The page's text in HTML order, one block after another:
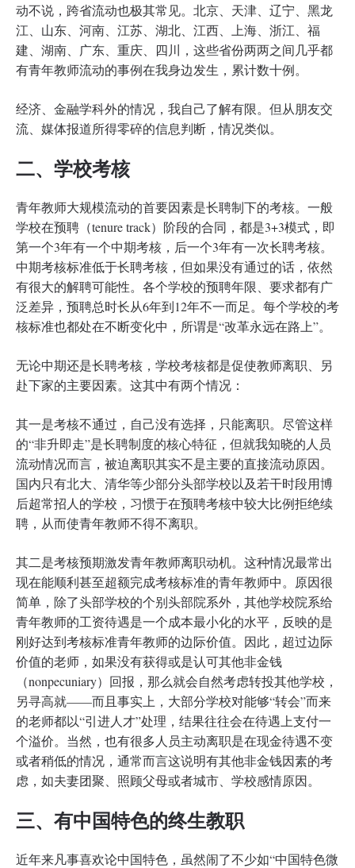
动不说，跨省流动也极其常见。北京、天津、辽宁、黑龙
江、山东、河南、江苏、湖北、江西、上海、浙江、福
建、湖南、广东、重庆、四川，这些省份两两之间几乎都
有青年教师流动的事例在我身边发生，累计数十例。
经济、金融学科外的情况，我自己了解有限。但从朋友交
流、媒体报道所得零碎的信息判断，情况类似。
二、学校考核
青年教师大规模流动的首要因素是长聘制下的考核。一般
学校在预聘（tenure track）阶段的合同，都是3+3模式，即
第一个3年有一个中期考核，后一个3年有一次长聘考核。
中期考核标准低于长聘考核，但如果没有通过的话，依然
有很大的解聘可能性。各个学校的预聘年限、要求都有广
泛差异，预聘总时长从6年到12年不一而足。每个学校的考
核标准也都处在不断变化中，所谓是“改革永远在路上”。
无论中期还是长聘考核，学校考核都是促使教师离职、另
赴下家的主要因素。这其中有两个情况：
其一是考核不通过，自己没有选择，只能离职。尽管这样
的“非升即走”是长聘制度的核心特征，但就我知晓的人员
流动情况而言，被迫离职其实不是主要的直接流动原因。
国内只有北大、清华等少部分头部学校以及若干时段用博
后超常招人的学校，习惯于在预聘考核中较大比例拒绝续
聘，从而使青年教师不得不离职。
其二是考核预期激发青年教师离职动机。这种情况最常出
现在能顺利甚至超额完成考核标准的青年教师中。原因很
简单，除了头部学校的个别头部院系外，其他学校院系给
青年教师的工资待遇是一个成本最小化的水平，反映的是
刚好达到考核标准青年教师的边际价值。因此，超过边际
价值的老师，如果没有获得或是认可其他非金钱
（nonpecuniary）回报，那么就会自然考虑转投其他学校，
另寻高就——而且事实上，大部分学校对能够“转会”而来
的老师都以“引进人才”处理，结果往往会在待遇上支付一
个溢价。当然，也有很多人员主动离职是在现金待遇不变
或者稍低的情况，通常而言这说明有其他非金钱因素的考
虑，如夫妻团聚、照顾父母或者城市、学校感情原因。
三、有中国特色的终生教职
近年来凡事喜欢论中国特色，虽然闹了不少如“中国特色微